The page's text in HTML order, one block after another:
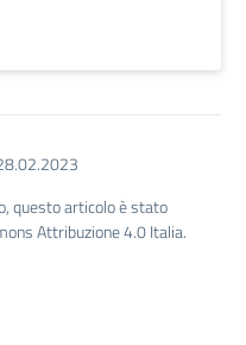
questo articolo è stato
Attribuzione 4.0 Italia.